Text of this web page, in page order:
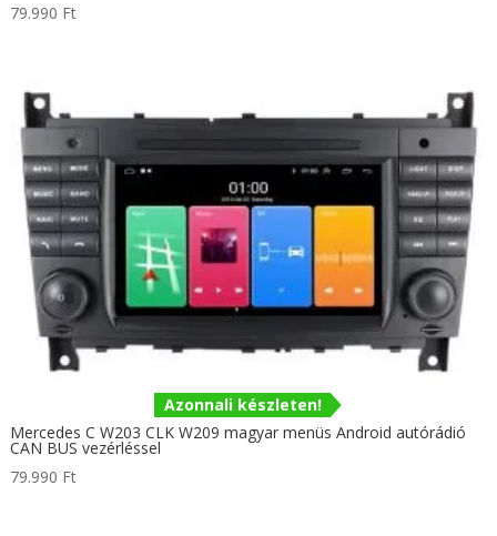
79.990 Ft
Azonnali készleten!
Mercedes C W203 CLK W209 magyar menüs Android autórádió
CAN BUS vezérléssel
79.990 Ft